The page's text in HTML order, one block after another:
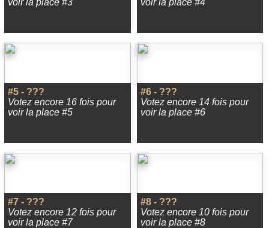
voir la place #3 voir la place #4
#5 - ???
Votez encore 16 fois pour
voir la place #5
#6 - ???
Votez encore 14 fois pour
voir la place #6
#7 - ???
Votez encore 12 fois pour
voir la place #7
#8 - ???
Votez encore 10 fois pour
voir la place #8